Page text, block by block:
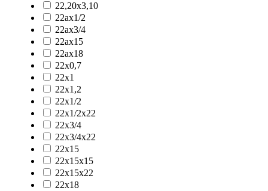
22,20x3,10
22ax1/2
22ax3/4
22ax15
22ax18
22x0,7
22x1
22x1,2
22x1/2
22x1/2x22
22x3/4
22x3/4x22
22x15
22x15x15
22x15x22
22x18